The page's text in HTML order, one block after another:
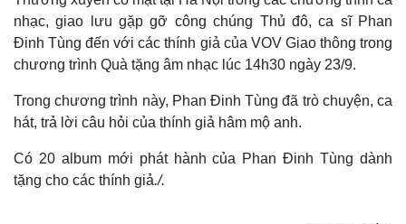
nhạc, giao lưu gặp gỡ công chúng Thủ đô, ca sĩ Phan
Đinh Tùng đến với các thính giả của VOV Giao thông trong
chương trình Quà tặng âm nhạc lúc 14h30 ngày 23/9.
Trong chương trình này, Phan Đinh Tùng đã trò chuyện, ca
hát, trả lời câu hỏi của thính giả hâm mộ anh.
Có 20 album mới phát hành của Phan Đinh Tùng dành
tặng cho các thính giả./.